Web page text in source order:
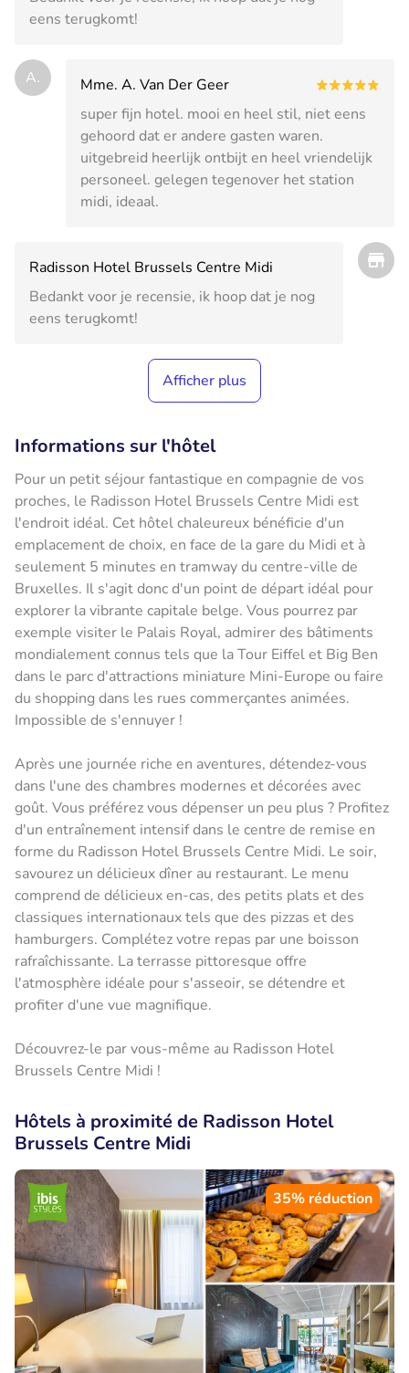
eens terugkomt!
A.
Mme. A. Van Der Geer
super fijn hotel. mooi en heel stil, niet eens
gehoord dat er andere gasten waren.
uitgebreid heerlijk ontbijt en heel vriendelijk
personeel. gelegen tegenover het station
midi, ideaal.
Radisson Hotel Brussels Centre Midi
Bedankt voor je recensie, ik hoop dat je nog
eens terugkomt!
Afficher plus
Informations sur l'hôtel
Pour un petit séjour fantastique en compagnie de vos
proches, le Radisson Hotel Brussels Centre Midi est
l'endroit idéal. Cet hôtel chaleureux bénéficie d'un
emplacement de choix, en face de la gare du Midi et à
seulement 5 minutes en tramway du centre-ville de
Bruxelles. Il s'agit donc d'un point de départ idéal pour
explorer la vibrante capitale belge. Vous pourrez par
exemple visiter le Palais Royal, admirer des bâtiments
mondialement connus tels que la Tour Eiffel et Big Ben
dans le parc d'attractions miniature Mini-Europe ou faire
du shopping dans les rues commerçantes animées.
Impossible de s'ennuyer !
Après une journée riche en aventures, détendez-vous
dans l'une des chambres modernes et décorées avec
goût. Vous préférez vous dépenser un peu plus ? Profitez
d'un entraînement intensif dans le centre de remise en
forme du Radisson Hotel Brussels Centre Midi. Le soir,
savourez un délicieux dîner au restaurant. Le menu
comprend de délicieux en-cas, des petits plats et des
classiques internationaux tels que des pizzas et des
hamburgers. Complétez votre repas par une boisson
rafraîchissante. La terrasse pittoresque offre
l'atmosphère idéale pour s'asseoir, se détendre et
profiter d'une vue magnifique.
Découvrez-le par vous-même au Radisson Hotel
Brussels Centre Midi !
Hôtels à proximité de Radisson Hotel
Brussels Centre Midi
35% réduction